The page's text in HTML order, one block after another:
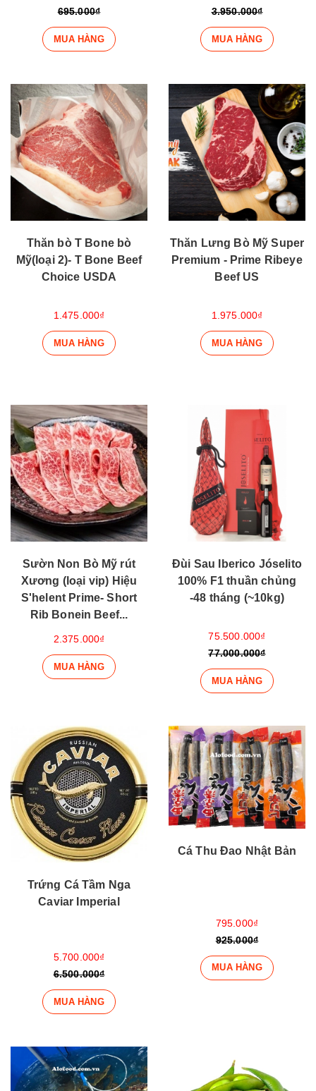
695.000₫
MUA HÀNG
3.950.000₫
MUA HÀNG
Thăn bò T Bone bò
Mỹ(loại 2)- T Bone Beef
Choice USDA
1.475.000₫
MUA HÀNG
Thăn Lưng Bò Mỹ Super
Premium - Prime Ribeye
Beef US
1.975.000₫
MUA HÀNG
Sườn Non Bò Mỹ rút
Xương (loại vip) Hiệu
S'helent Prime- Short
Rib Bonein Beef...
2.375.000₫
MUA HÀNG
Đùi Sau Iberico Jóselito
100% F1 thuần chủng
-48 tháng (~10kg)
75.500.000₫
77.000.000₫
MUA HÀNG
Trứng Cá Tầm Nga
Caviar Imperial
5.700.000₫
6.500.000₫
MUA HÀNG
Cá Thu Đao Nhật Bản
795.000₫
925.000₫
MUA HÀNG